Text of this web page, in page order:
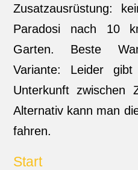
Zusatzausrüstung:
Paradosi nach 10
Garten. Beste
Variante: Leider
Unterkunft zwischen
Alternativ kann man
fahren.
Start